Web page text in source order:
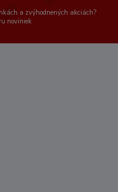
a zvýhodnených akciách?
noviniek